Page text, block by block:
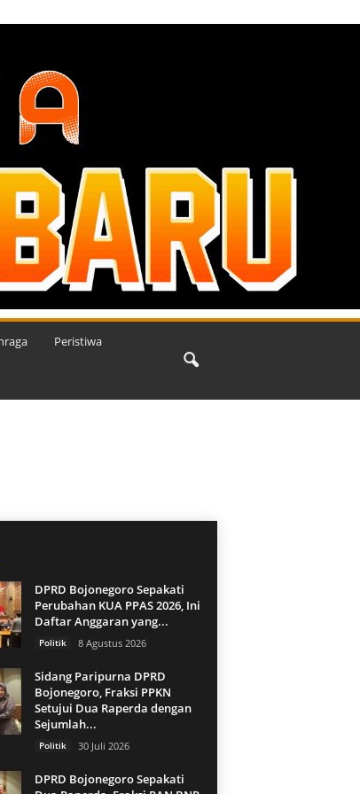
Peristiwa
DPRD Bojonegoro Sepakati
Perubahan KUA PPAS 2026, Ini
Daftar Anggaran yang...
Politik 8 Agustus 2026
Sidang Paripurna DPRD
Bojonegoro, Fraksi PPKN
Setujui Dua Raperda dengan
Sejumlah...
Politik 30 Juli 2026
DPRD Bojonegoro Sepakati